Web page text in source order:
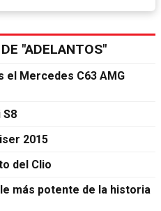
"ADELANTOS"
el Mercedes C63 AMG
S8
2015
del Clio
más potente de la historia